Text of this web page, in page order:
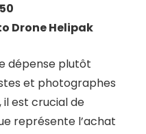
Drone Helipak
dépense plutôt
et photographes
est crucial de
représente l’achat